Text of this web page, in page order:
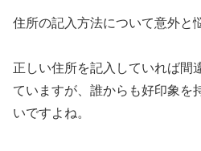
住所の記入方法について意外と
正しい住所を記入していれば間
ていますが、誰からも好印象を
いですよね。